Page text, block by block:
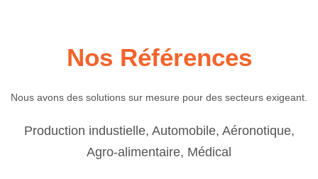
Nos Références
Nous avons des solutions sur mesure pour des secteurs exigeant.
Production industielle, Automobile, Aéronotique,
Agro-alimentaire, Médical